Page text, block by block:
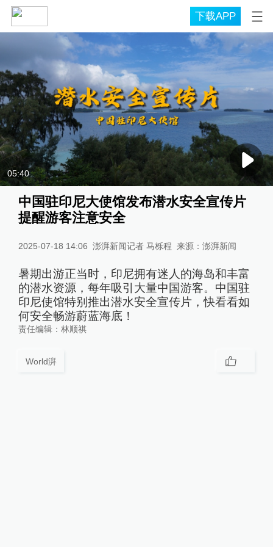
下载APP
05:40
中国驻印尼大使馆发布潜水安全宣传片
提醒游客注意安全
2025-07-18 14:06 澎湃新闻记者 马栎程 来源： 澎湃新闻
暑期出游正当时，印尼拥有迷人的海岛和丰富
的潜水资源，每年吸引大量中国游客。中国驻
印尼使馆特别推出潜水安全宣传片，快看看如
何安全畅游蔚蓝海底！
责任编辑： 林顺祺
World湃